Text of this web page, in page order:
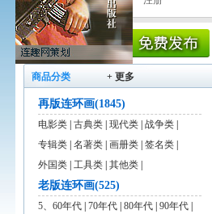
商品分类 + 更多
再版连环画(1845)
电影类 古典类 现代类 战争类
专辑类 名著类 画册类 签名类
外国类 工具类 其他类
老版连环画(525)
5、60年代 70年代 80年代 90年代